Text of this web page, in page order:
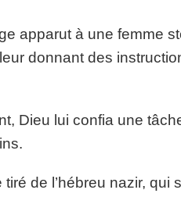
apparut à une femme
donnant des
Dieu lui confia une
de l’hébreu nazir, qui